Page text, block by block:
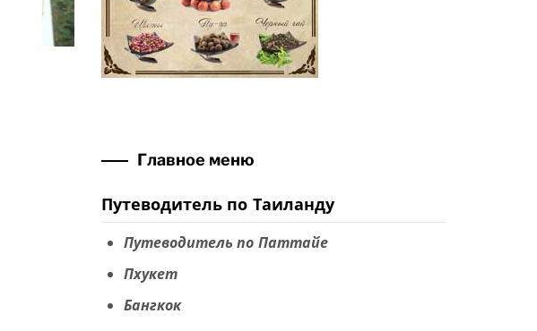
Главное меню
Путеводитель по Таиланду
Путеводитель по Паттайе
Пхукет
Бангкок